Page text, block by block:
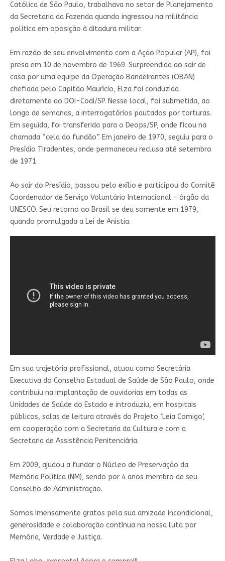
Católica de São Paulo, trabalhava no setor de Planejamento
da Secretaria da Fazenda quando ingressou na militância
política em oposição à ditadura militar.
Em razão de seu envolvimento com a Ação Popular (AP), foi
presa em 10 de novembro de 1969. Surpreendida ao sair de
casa por uma equipe da Operação Bandeirantes (OBAN)
chefiada pelo Capitão Maurício, Elza foi conduzida
diretamente ao DOI-Codi/SP. Nesse local, foi submetida, ao
longo de semanas, a interrogatórios pautados por torturas.
Em seguida, foi transferida para o Deops/SP, onde ficou na
chamada “cela do fundão”. Em janeiro de 1970, seguiu para o
Presídio Tiradentes, onde permaneceu reclusa até setembro
de 1971.
Ao sair do Presídio, passou pelo exílio e participou do Comitê
Coordenador de Serviço Voluntário Internacional – órgão da
UNESCO. Seu retorno ao Brasil se deu somente em 1979,
quando promulgada a Lei de Anistia.
Em sua trajetória profissional, atuou como Secretária
Executiva do Conselho Estadual de Saúde de São Paulo, onde
contribuiu na implantação de ouvidorias em todas as
Unidades de Saúde do Estado e introduziu, em hospitais
públicos, salas de leitura através do Projeto ‘Leia Comigo’,
em cooperação com a Secretaria da Cultura e com a
Secretaria de Assistência Penitenciária.
Em 2009, ajudou a fundar o Núcleo de Preservação da
Memória Política (NM), sendo por 4 anos membro de seu
Conselho de Administração.
Somos imensamente gratos pela sua amizade incondicional,
generosidade e colaboração contínua na nossa luta por
Memória, Verdade e Justiça.